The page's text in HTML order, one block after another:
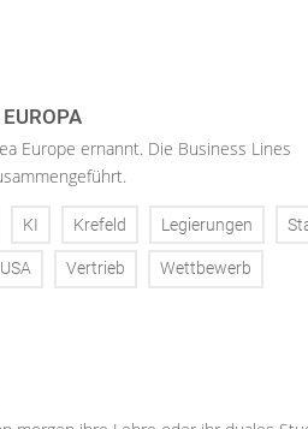
Europe ernannt. Die Business Lines
KI Krefeld Legierungen
USA Vertrieb Wettbewerb